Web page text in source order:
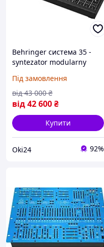
Behringer система 35 -
syntezator modularny
Під замовлення
від42 600₴
від 43 000 ₴
Купити
Oki24 92%